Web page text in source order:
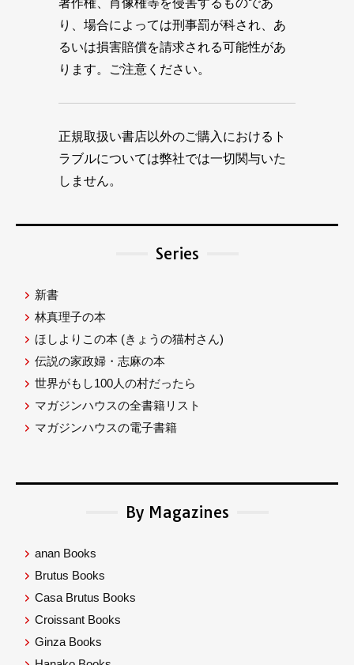
著作権、肖像権等を侵害するものであ
り、場合によっては刑事罰が科され、あ
るいは損害賠償を請求される可能性があ
ります。ご注意ください。
正規取扱い書店以外のご購入におけるト
ラブルについては弊社では一切関与いた
しません。
Series
新書
林真理子の本
ほしよりこの本 (きょうの猫村さん)
伝説の家政婦・志麻の本
世界がもし100人の村だったら
マガジンハウスの全書籍リスト
マガジンハウスの電子書籍
By Magazines
anan Books
Brutus Books
Casa Brutus Books
Croissant Books
Ginza Books